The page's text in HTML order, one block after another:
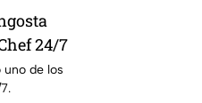
24/7
uno de los